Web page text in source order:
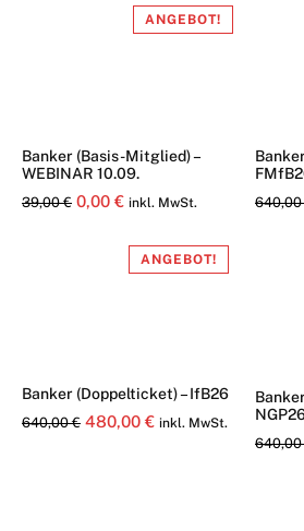
ANGEBOT!
Banker (Basis-Mitglied) –
WEBINAR 10.09.
39,00€ Ursprünglicher
0,00 €Aktueller
ist:
inkl. MwSt. 640,00
ANGEBOT!
Banker (Doppelticket) – IfB26
640,00€ Ursprünglicher
480,00 €Aktueller
inkl. MwSt.
640,00